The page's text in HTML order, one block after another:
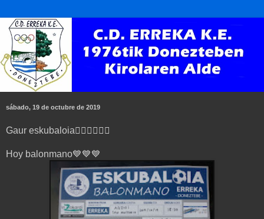
sábado, 19 de octubre de 2019
Gaur eskubaloia🤾‍♂🤾‍♂🤾‍♂
Hoy balonmano💙💙💙